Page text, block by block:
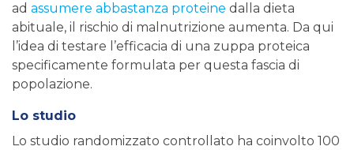
ad assumere abbastanza proteine dalla dieta
abituale, il rischio di malnutrizione aumenta. Da qui
l’idea di testare l’efficacia di una zuppa proteica
specificamente formulata per questa fascia di
popolazione.
Lo studio
Lo studio randomizzato controllato ha coinvolto 100